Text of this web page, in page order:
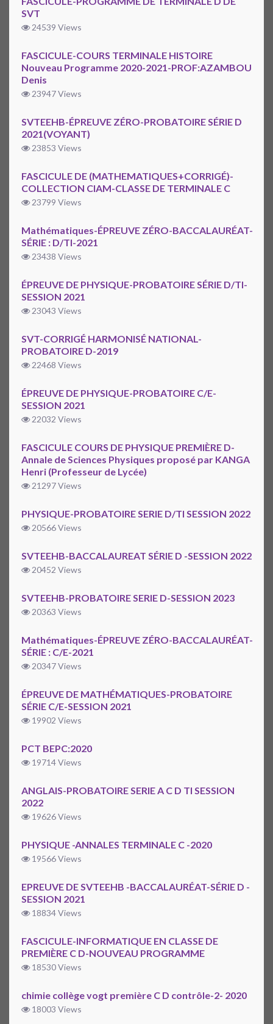
SVT
24539 Views
FASCICULE-COURS TERMINALE HISTOIRE
Nouveau Programme 2020-2021-PROF:AZAMBOU
Denis
23947 Views
SVTEEHB-ÉPREUVE ZÉRO-PROBATOIRE SÉRIE D
2021(VOYANT)
23853 Views
FASCICULE DE (MATHEMATIQUES+CORRIGÉ)-
COLLECTION CIAM-CLASSE DE TERMINALE C
23799 Views
Mathématiques-ÉPREUVE ZÉRO-BACCALAURÉAT-
SÉRIE : D/TI-2021
23438 Views
ÉPREUVE DE PHYSIQUE-PROBATOIRE SÉRIE D/TI-
SESSION 2021
23043 Views
SVT-CORRIGÉ HARMONISÉ NATIONAL-
PROBATOIRE D-2019
22468 Views
ÉPREUVE DE PHYSIQUE-PROBATOIRE C/E-
SESSION 2021
22032 Views
FASCICULE COURS DE PHYSIQUE PREMIÈRE D-
Annale de Sciences Physiques proposé par KANGA
Henri (Professeur de Lycée)
21297 Views
PHYSIQUE-PROBATOIRE SERIE D/TI SESSION 2022
20566 Views
SVTEEHB-BACCALAUREAT SÉRIE D -SESSION 2022
20452 Views
SVTEEHB-PROBATOIRE SERIE D-SESSION 2023
20363 Views
Mathématiques-ÉPREUVE ZÉRO-BACCALAURÉAT-
SÉRIE : C/E-2021
20347 Views
ÉPREUVE DE MATHÉMATIQUES-PROBATOIRE
SÉRIE C/E-SESSION 2021
19902 Views
PCT BEPC:2020
19714 Views
ANGLAIS-PROBATOIRE SERIE A C D TI SESSION
2022
19626 Views
PHYSIQUE -ANNALES TERMINALE C -2020
19566 Views
EPREUVE DE SVTEEHB -BACCALAURÉAT-SÉRIE D -
SESSION 2021
18834 Views
FASCICULE-INFORMATIQUE EN CLASSE DE
PREMIÈRE C D-NOUVEAU PROGRAMME
18530 Views
chimie collège vogt première C D contrôle-2- 2020
18003 Views